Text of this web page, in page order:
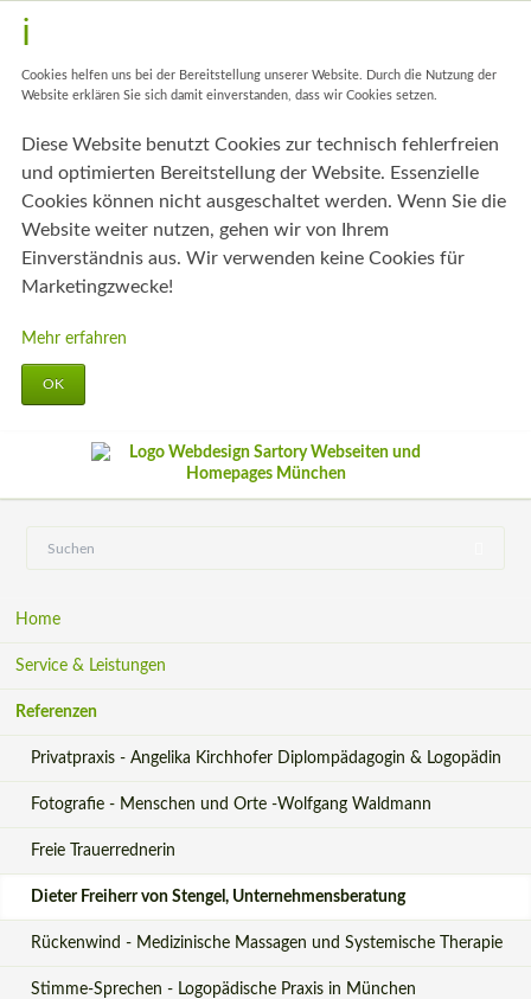
Cookies helfen uns bei der Bereitstellung unserer Website. Durch die Nutzung der
Website erklären Sie sich damit einverstanden, dass wir Cookies setzen.
Diese Website benutzt Cookies zur technisch fehlerfreien
und optimierten Bereitstellung der Website. Essenzielle
Cookies können nicht ausgeschaltet werden. Wenn Sie die
Website weiter nutzen, gehen wir von Ihrem
Einverständnis aus. Wir verwenden keine Cookies für
Marketingzwecke!
Mehr erfahren
OK
Home
Service & Leistungen
Referenzen
Privatpraxis - Angelika Kirchhofer Diplompädagogin & Logopädin
Fotografie - Menschen und Orte -Wolfgang Waldmann
Freie Trauerrednerin
Dieter Freiherr von Stengel, Unternehmensberatung
Rückenwind - Medizinische Massagen und Systemische Therapie
Stimme-Sprechen - Logopädische Praxis in München